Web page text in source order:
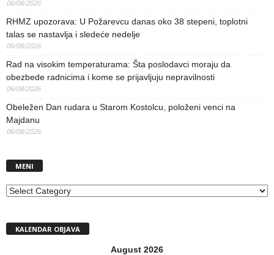
06/08/2026
RHMZ upozorava: U Požarevcu danas oko 38 stepeni, toplotni
talas se nastavlja i sledeće nedelje
06/08/2026
Rad na visokim temperaturama: Šta poslodavci moraju da
obezbede radnicima i kome se prijavljuju nepravilnosti
06/08/2026
Obeležen Dan rudara u Starom Kostolcu, položeni venci na
Majdanu
06/08/2026
MENI
MENI
KALENDAR OBJAVA
August 2026